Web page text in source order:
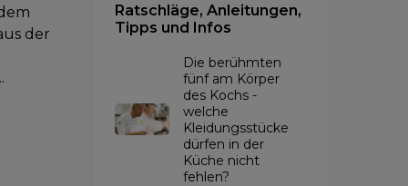
der
Ratschläge, Anleitungen,
Tipps und Infos
Die berühmten
fünf am Körper
des Kochs -
welche
Kleidungsstücke
dürfen in der
Küche nicht
fehlen?